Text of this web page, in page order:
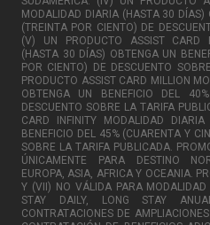
MODALIDAD DIARIA (HASTA 30 DÍAS)
(TREINTA POR CIENTO) DE
(V) UN PRODUCTO ASSIST CARD
(HASTA 30 DÍAS) OBTENGA UN
POR CIENTO) DE DESCUENTO
PRODUCTO ASSIST CARD MILLION
OBTENGA UN BENEFICIO DEL
DESCUENTO SOBRE LA TARIFA
CARD INFINITY MODALIDAD
BENEFICIO DEL 45% (CUARENTA Y
SOBRE LA TARIFA PUBLICADA.
ÚNICAMENTE PARA DESTINO
EUROPA, ASIA, AFRICA Y OCEANIA.
Y (VII) NO VÁLIDA PARA MODALIDAD
STAY DAILY, LONG STAY
CONTRATACIONES DE